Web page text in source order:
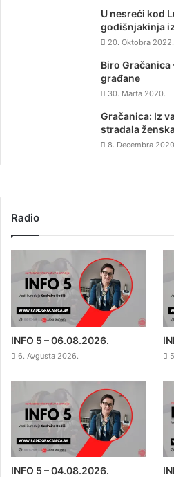
U nesreći kod
godišnjakinja
20. Oktobra 2022.
Biro Gračanica
građane
30. Marta 2020.
Gračanica: Iz
stradala
8. Decembra
Radio
INFO 5 – 06.08.2026.
6. Avgusta 2026.
INFO 5 – 04.08.2026.